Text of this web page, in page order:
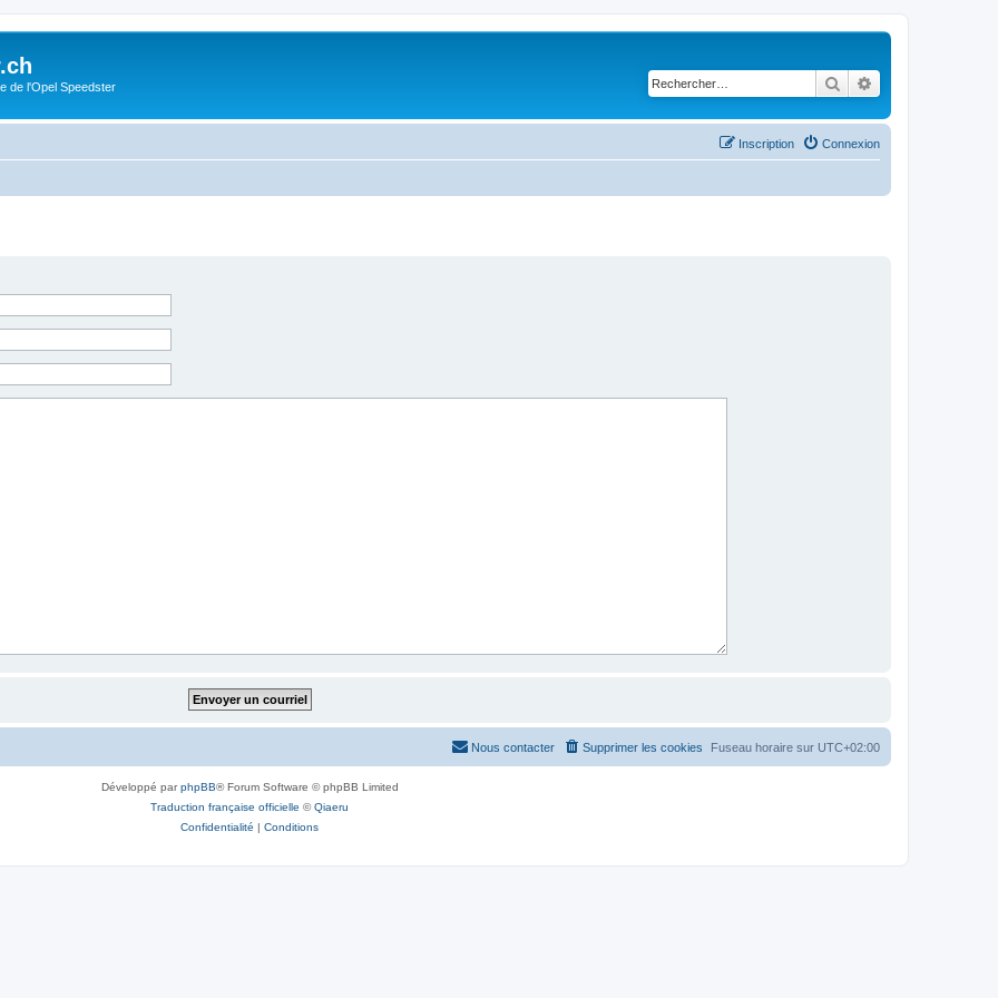
de l'Opel Speedster Rechercher
Connexion
Inscription
Fuseau horaire sur UTC+02:00
Supprimer les cookies
Nous contacter
Développé parphpBB® Forum Software © phpBB Limited
Traduction française officielle ©Qiaeru
Confidentialité | Conditions